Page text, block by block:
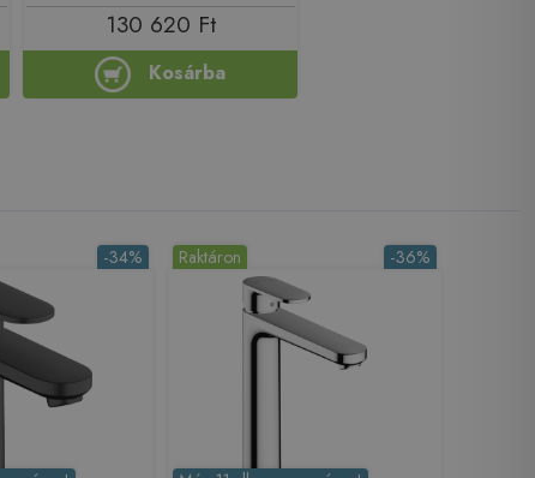
130 620 Ft
Kosárba
-34% -36%
Raktáron